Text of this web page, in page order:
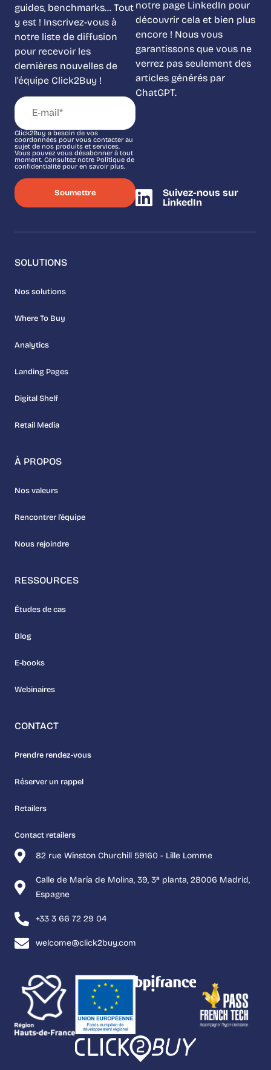
guides, benchmarks… Tout
y est ! Inscrivez-vous à
notre liste de diffusion
pour recevoir les
dernières nouvelles de
l’équipe Click2Buy !
Click2Buy a besoin de vos
coordonnées pour vous contacter au
sujet de nos produits et services.
Vous pouvez vous désabonner à tout
moment. Consultez notre Politique de
confidentialité pour en savoir plus.
notre page LinkedIn pour
découvrir cela et bien plus
encore ! Nous vous
garantissons que vous ne
verrez pas seulement des
articles générés par
ChatGPT.
Suivez-nous sur
LinkedIn
82 rue Winston Churchill 59160 - Lille Lomme
Calle de María de Molina, 39, 3ª planta, 28006 Madrid,
Espagne
+33 3 66 72 29 04
welcome@click2buy.com
SOLUTIONS
Nos solutions
Where To Buy
Analytics
Landing Pages
Digital Shelf
Retail Media
À PROPOS
Nos valeurs
Rencontrer l’équipe
Nous rejoindre
RESSOURCES
Études de cas
Blog
E-books
Webinaires
CONTACT
Prendre rendez-vous
Réserver un rappel
Retailers
Contact retailers